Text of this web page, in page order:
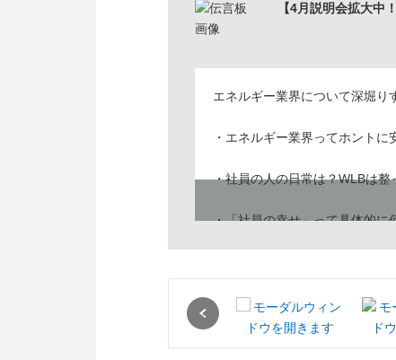
【4月説明会拡大中
エネルギー業界について深堀り
・エネルギー業界ってホントに
・社員の人の日常は？WLBは整
・「社員の幸せ」って具体的に
どんなところが安定しているの
どんな仕事をしているのか、プ
そんな皆さんの業界への疑問を